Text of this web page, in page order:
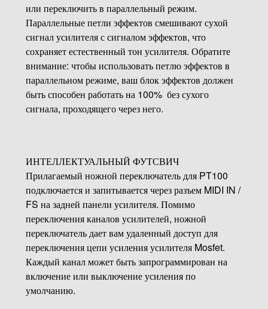
или переключить в параллельный режим.
Параллельные петли эффектов смешивают сухой
сигнал усилителя с сигналом эффектов, что
сохраняет естественный тон усилителя. Обратите
внимание: чтобы использовать петлю эффектов в
параллельном режиме, ваш блок эффектов должен
быть способен работать на 100% без сухого
сигнала, проходящего через него.
ИНТЕЛЛЕКТУАЛЬНЫЙ ФУТСВИЧ
Прилагаемый ножной переключатель для PT100
подключается и запитывается через разъем MIDI IN /
FS на задней панели усилителя. Помимо
переключения каналов усилителей, ножной
переключатель дает вам удаленный доступ для
переключения цепи усиления усилителя Mosfet.
Каждый канал может быть запрограммирован на
включение или выключение усиления по
умолчанию.